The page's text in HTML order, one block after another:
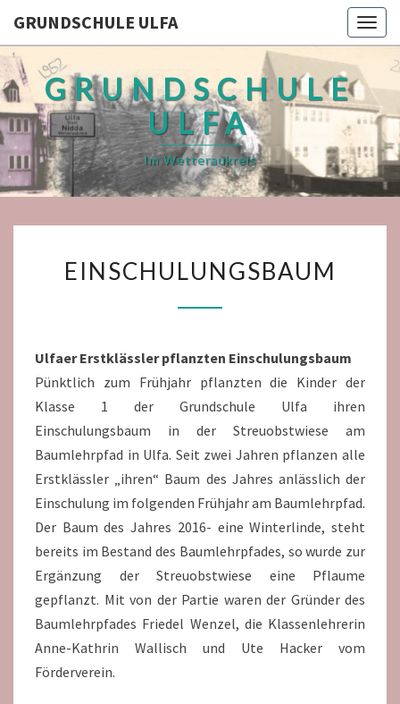
GRUNDSCHULE ULFA
GRUNDSCHULE
ULFA
Im Wetteraukreis
EINSCHULUNGSBAUM
Ulfaer Erstklässler pflanzten Einschulungsbaum
Pünktlich zum Frühjahr pflanzten die Kinder der
Klasse 1 der Grundschule Ulfa ihren
Einschulungsbaum in der Streuobstwiese am
Baumlehrpfad in Ulfa. Seit zwei Jahren pflanzen alle
Erstklässler „ihren“ Baum des Jahres anlässlich der
Einschulung im folgenden Frühjahr am Baumlehrpfad.
Der Baum des Jahres 2016- eine Winterlinde, steht
bereits im Bestand des Baumlehrpfades, so wurde zur
Ergänzung der Streuobstwiese eine Pflaume
gepflanzt. Mit von der Partie waren der Gründer des
Baumlehrpfades Friedel Wenzel, die Klassenlehrerin
Anne-Kathrin Wallisch und Ute Hacker vom
Förderverein.